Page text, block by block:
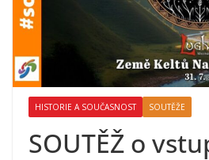
HISTORIE A SOUČASNOST SOUTĚŽE
SOUTĚŽ o